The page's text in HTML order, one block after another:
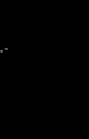
-